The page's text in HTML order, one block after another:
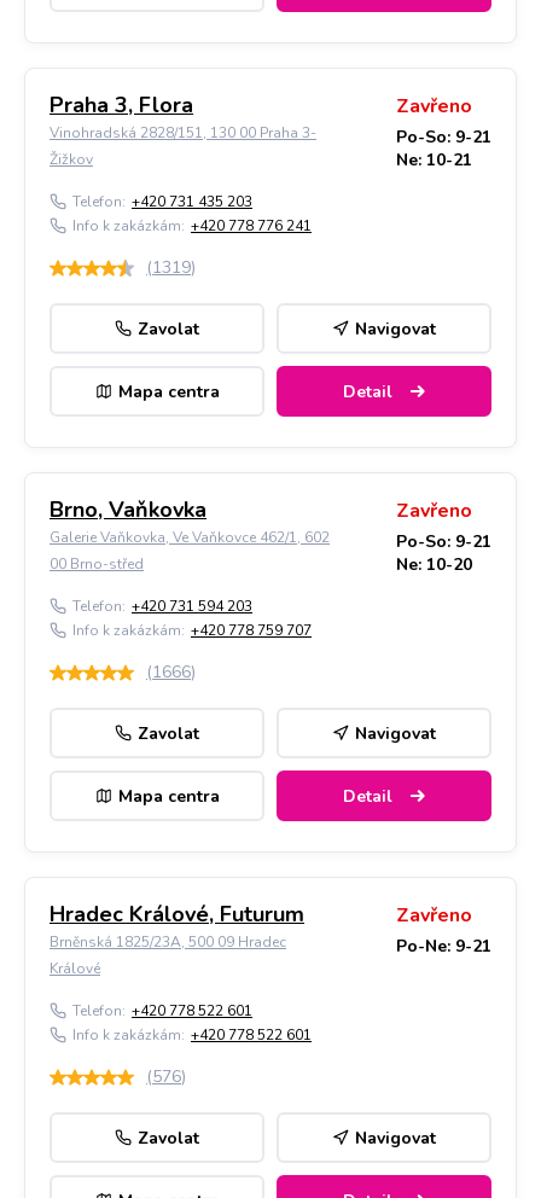
Praha 3, Flora
Vinohradská 2828/151, 130 00 Praha 3-
Žižkov
Zavřeno
Po-So: 9-21
Ne: 10-21
Telefon: +420 731 435 203
Info k zakázkám: +420 778 776 241
(1319)
Zavolat Navigovat
Mapa centra Detail
Brno, Vaňkovka
Galerie Vaňkovka, Ve Vaňkovce 462/1, 602
00 Brno-střed
Zavřeno
Po-So: 9-21
Ne: 10-20
Telefon: +420 731 594 203
Info k zakázkám: +420 778 759 707
(1666)
Zavolat Navigovat
Mapa centra Detail
Hradec Králové, Futurum
Brněnská 1825/23A, 500 09 Hradec
Králové
Zavřeno
Po-Ne: 9-21
Telefon: +420 778 522 601
Info k zakázkám: +420 778 522 601
(576)
Zavolat Navigovat